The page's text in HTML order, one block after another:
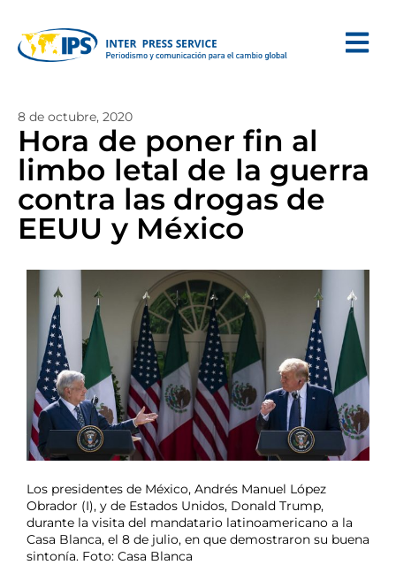
8 de octubre, 2020
Hora de poner fin al
limbo letal de la guerra
contra las drogas de
EEUU y México
Los presidentes de México, Andrés Manuel López
Obrador (I), y de Estados Unidos, Donald Trump,
durante la visita del mandatario latinoamericano a la
Casa Blanca, el 8 de julio, en que demostraron su buena
sintonía. Foto: Casa Blanca